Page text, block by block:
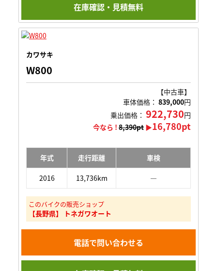
在庫確認・見積無料
カワサキ
W800
【中古車】
車体価格： 839,000円
乗出価格： 922,730円
今なら ! 8,390pt ▶16,780pt
年式 走行距離 車検
2016 13,736km ―
このバイクの販売ショップ
【長野県】 トネガワオート
電話で問い合わせる